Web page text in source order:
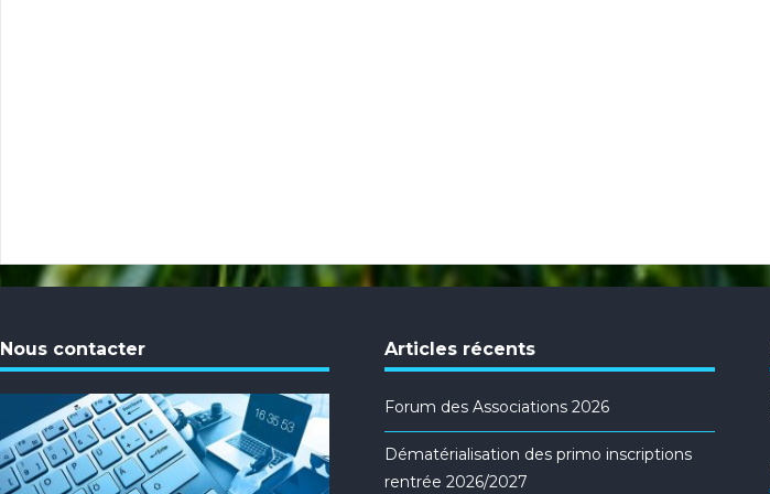
Nous contacter Articles récents
Forum des Associations 2026
Dématérialisation des primo inscriptions
rentrée 2026/2027